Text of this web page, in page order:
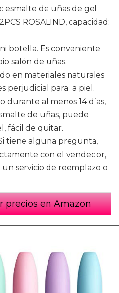
esmalte de uñas de gel
ROSALIND, capacidad:
botella. Es conveniente
salón de uñas.
en materiales naturales
perjudicial para la piel.
durante al menos 14 días,
de uñas, puede
fácil de quitar.
tiene alguna pregunta,
con el vendedor,
un servicio de reemplazo o
precios en Amazon